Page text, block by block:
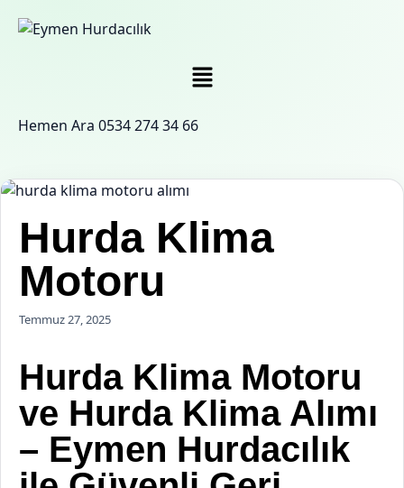
Hemen Ara 0534 274 34 66
Hurda Klima
Motoru
Temmuz 27, 2025
Hurda Klima Motoru
ve Hurda Klima Alımı
– Eymen Hurdacılık